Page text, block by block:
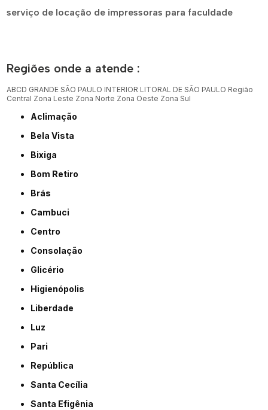
serviço de locação de impressoras para faculdade
Regiões onde a atende :
ABCD GRANDE SÃO PAULO INTERIOR LITORAL DE SÃO PAULO Região
Central Zona Leste Zona Norte Zona Oeste Zona Sul
Aclimação
Bela Vista
Bixiga
Bom Retiro
Brás
Cambuci
Centro
Consolação
Glicério
Higienópolis
Liberdade
Luz
Pari
República
Santa Cecília
Santa Efigênia